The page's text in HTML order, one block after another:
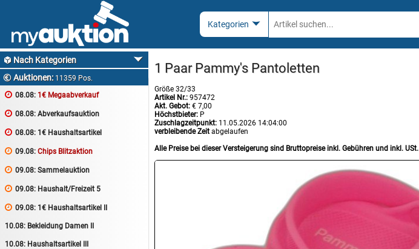
 Nach Kategorien
 Auktionen: 11359 Pos.
 08.08: 1€ Megaabverkauf
 08.08: Abverkaufsauktion
 08.08: 1€ Haushaltsartikel
 09.08: Chips Blitzaktion
 09.08: Sammelauktion
 09.08: Haushalt/Freizeit 5
 09.08: 1€ Haushaltsartikel II
10.08: Bekleidung Damen II
10.08: Haushaltsartikel III
1 Paar Pammy's Pantoletten
Größe 32/33
Artikel Nr.: 957472
Akt. Gebot: € 7,00
Höchstbieter: P
Zuschlagzeitpunkt: 11.05.2026 14:04:00
verbleibende Zeit abgelaufen
Alle Preise bei dieser Versteigerung sind Bruttopreise inkl. Gebühren und inkl. USt.